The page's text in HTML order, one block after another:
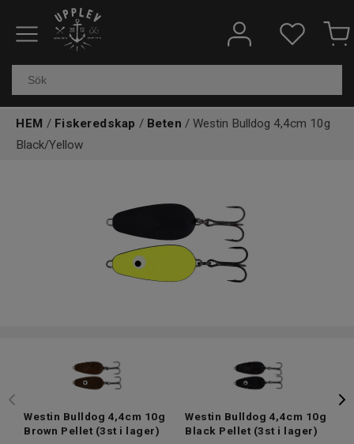
Fiskeredskap
Kläder & skor
HEM / Fiskeredskap / Beten / Westin Bulldog 4,4cm 10g
Black/Yellow
Westin Bulldog 4,4cm 10g
Brown Pellet (3st i lager)
Westin Bulldog 4,4cm 10g
Black Pellet (3st i lager)